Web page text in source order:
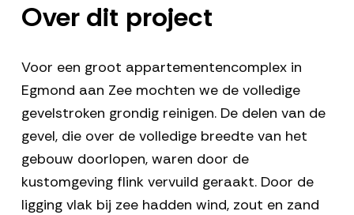
Over dit project
Voor een groot appartementencomplex in
Egmond aan Zee mochten we de volledige
gevelstroken grondig reinigen. De delen van de
gevel, die over de volledige breedte van het
gebouw doorlopen, waren door de
kustomgeving flink vervuild geraakt. Door de
ligging vlak bij zee hadden wind, zout en zand